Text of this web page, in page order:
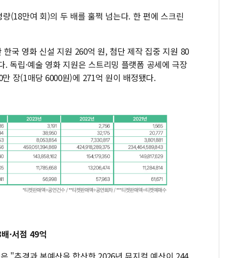
(18만여 회)의 두 배를 훌쩍 넘는다. 한 편에 스크린
국 영화 신설 지원 260억 원, 첨단 제작 집중 지원 80
독립·예술 영화 지원은 스트리밍 플랫폼 공세에 극장
장(1매당 6000원)에 271억 원이 배정됐다.
·서점 49억